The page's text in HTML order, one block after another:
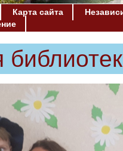
Карта сайта